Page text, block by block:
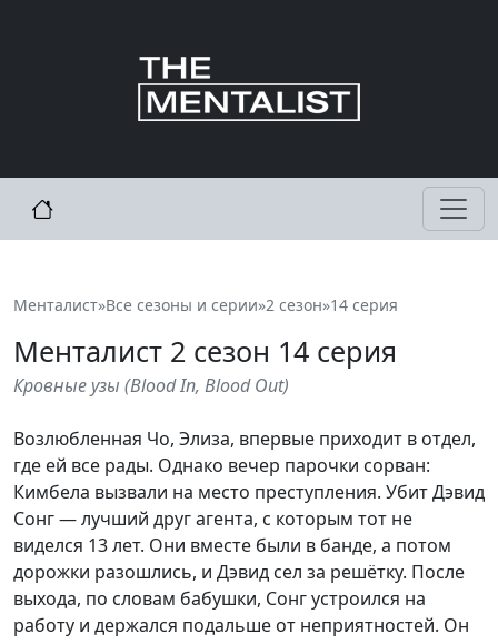
Менталист»Все сезоны и серии»2 сезон»14 серия
Менталист 2 сезон 14 серия
Кровные узы (Blood In, Blood Out)
Возлюбленная Чо, Элиза, впервые приходит в отдел,
где ей все рады. Однако вечер парочки сорван:
Кимбела вызвали на место преступления. Убит Дэвид
Сонг — лучший друг агента, с которым тот не
виделся 13 лет. Они вместе были в банде, а потом
дорожки разошлись, и Дэвид сел за решётку. После
выхода, по словам бабушки, Сонг устроился на
работу и держался подальше от неприятностей. Он